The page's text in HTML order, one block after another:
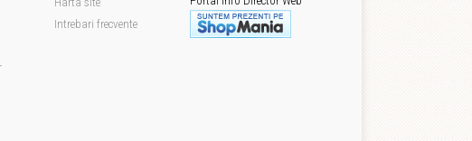
Intrebari frecvente